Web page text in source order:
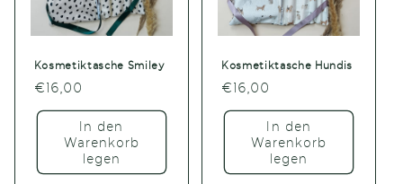
Kosmetiktasche Smiley
Normaler
Preis
€16,00
In den
Warenkorb
legen
Kosmetiktasche Hundis
Normaler
Preis
€16,00
In den
Warenkorb
legen